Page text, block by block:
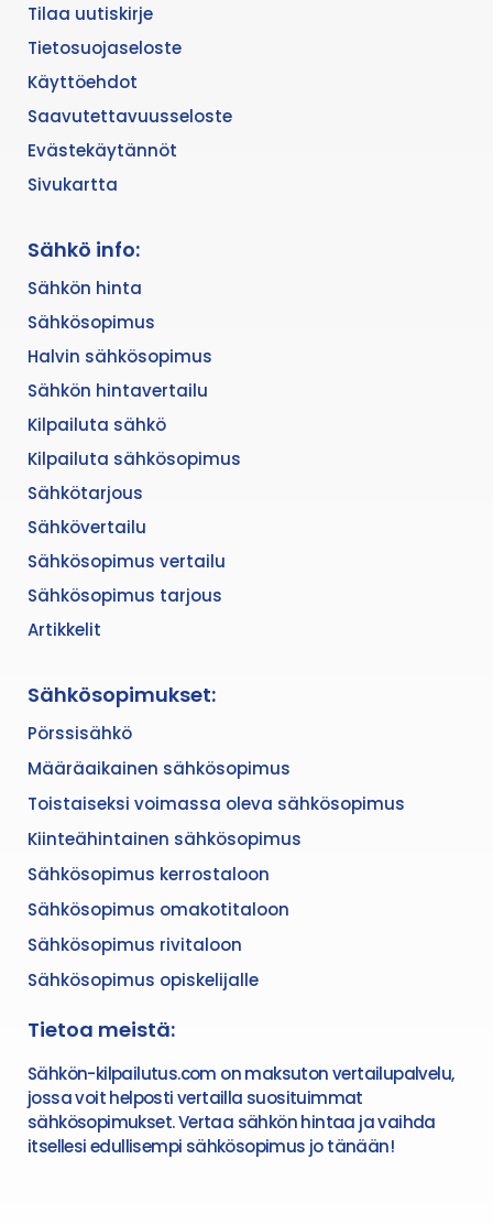
Tilaa uutiskirje
Tietosuojaseloste
Käyttöehdot
Saavutettavuusseloste
Evästekäytännöt
Sivukartta
Sähkö info:
Sähkön hinta
Sähkösopimus
Halvin sähkösopimus
Sähkön hintavertailu
Kilpailuta sähkö
Kilpailuta sähkösopimus
Sähkötarjous
Sähkövertailu
Sähkösopimus vertailu
Sähkösopimus tarjous
Artikkelit
Sähkösopimukset:
Pörssisähkö
Määräaikainen sähkösopimus
Toistaiseksi voimassa oleva sähkösopimus
Kiinteähintainen sähkösopimus
Sähkösopimus kerrostaloon
Sähkösopimus omakotitaloon
Sähkösopimus rivitaloon
Sähkösopimus opiskelijalle
Tietoa meistä:
Sähkön-kilpailutus.com on maksuton vertailupalvelu,
jossa voit helposti vertailla suosituimmat
sähkösopimukset. Vertaa sähkön hintaa ja vaihda
itsellesi edullisempi sähkösopimus jo tänään!